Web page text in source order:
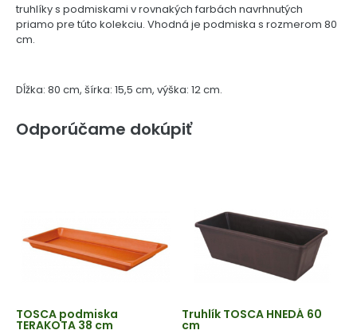
truhlíky s podmiskami v rovnakých farbách navrhnutých
priamo pre túto kolekciu. Vhodná je podmiska s rozmerom 80
cm.
Dĺžka: 80 cm, šírka: 15,5 cm, výška: 12 cm.
Odporúčame dokúpiť
TOSCA podmiska
TERAKOTA 38 cm
Truhlík TOSCA HNEDÁ 60
cm